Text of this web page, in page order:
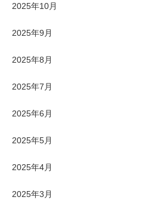
2025年10月
2025年9月
2025年8月
2025年7月
2025年6月
2025年5月
2025年4月
2025年3月